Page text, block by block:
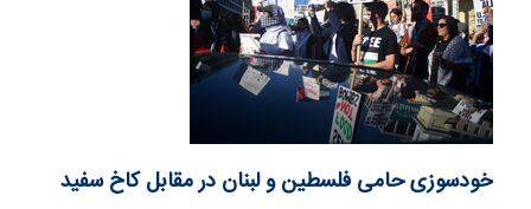
خودسوزی حامی فلسطین و لبنان در مقابل کاخ سفید